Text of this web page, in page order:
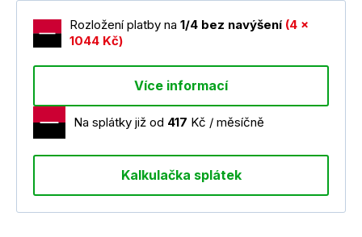
Rozložení platby na 1/4 bez navýšení (4 x
1044 Kč)
Více informací
Na splátky již od 417 Kč / měsíčně
Kalkulačka splátek